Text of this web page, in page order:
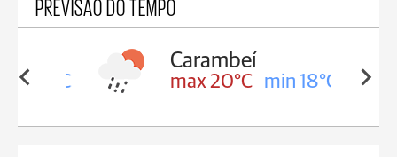
PREVISÃO DO TEMPO
18°C
Carambeí
max 20°C min 18°C